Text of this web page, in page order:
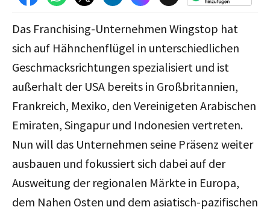
Das Franchising-Unternehmen Wingstop hat
sich auf Hähnchenflügel in unterschiedlichen
Geschmacksrichtungen spezialisiert und ist
außerhalt der USA bereits in Großbritannien,
Frankreich, Mexiko, den Vereinigeten Arabischen
Emiraten, Singapur und Indonesien vertreten.
Nun will das Unternehmen seine Präsenz weiter
ausbauen und fokussiert sich dabei auf der
Ausweitung der regionalen Märkte in Europa,
dem Nahen Osten und dem asiatisch-pazifischen